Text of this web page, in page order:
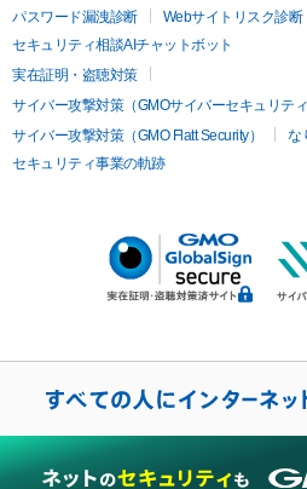
パスワード漏洩診断
Webサイトリスク診断
セキュリティ相談AIチャットボット
実在証明・盗聴対策
サイバー攻撃対策（GMOサイバーセキュリティ
サイバー攻撃対策（GMO Flatt Security）
な
セキュリティ事業の軌跡